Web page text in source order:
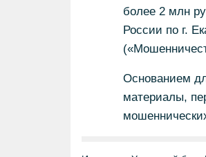
более 2 млн
России по г.
Основанием
материалы,